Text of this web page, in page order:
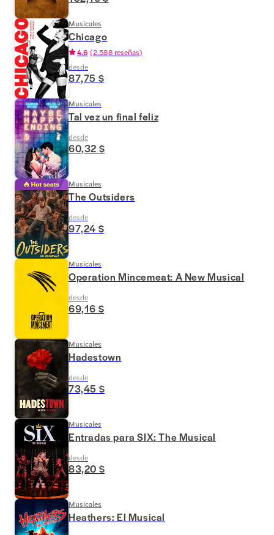
Musicales
Chicago
4.6 (2.588 reseñas)
desde
87,75 $
Musicales
Tal vez un final feliz
desde
60,32 $
Musicales
The Outsiders
desde
97,24 $
Musicales
Operation Mincemeat: A New Musical
desde
69,16 $
Musicales
Hadestown
desde
73,45 $
Musicales
Entradas para SIX: The Musical
desde
83,20 $
Musicales
Heathers: El Musical